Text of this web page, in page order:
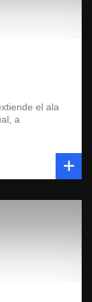
el ala
a